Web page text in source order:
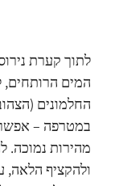
לתוך קערת
החלמונים
במטרפה –
מהירות
ולהקציף הלאה,